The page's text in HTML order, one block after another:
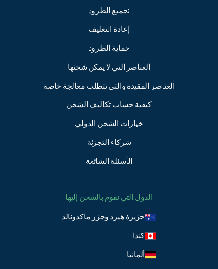
تجميع الطرود
إعادة التغليف
حماية الطرود
العناصر التي لا يمكن شحنها
العناصر المقيدة والتي تتطلب معالجة خاصة
كيفية حساب تكاليف الشحن
خيارات الشحن الدولي
شركاء التجزئة
الأسئلة الشائعة
الدول التي نقوم بالشحن إليها
جزيرة هيرد وجزر ماكدونالد
كندا
ألمانيا